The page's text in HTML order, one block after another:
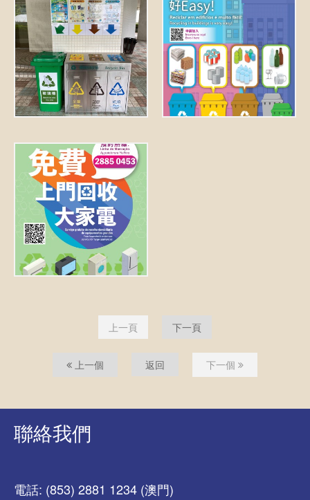
上一頁 下一頁
上一個 返回 下一個
聯絡我們
電話: (853) 2881 1234 (澳門)